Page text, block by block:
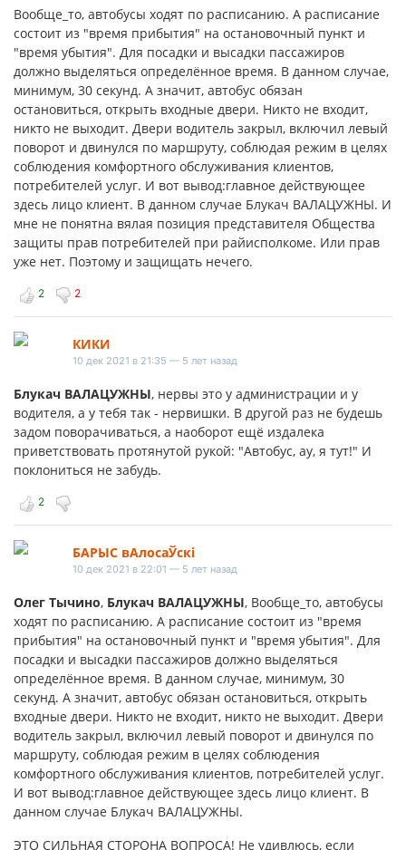
Вообще_то, автобусы ходят по расписанию. А расписание
состоит из "время прибытия" на остановочный пункт и
"время убытия". Для посадки и высадки пассажиров
должно выделяться определённое время. В данном случае,
минимум, 30 секунд. А значит, автобус обязан
остановиться, открыть входные двери. Никто не входит,
никто не выходит. Двери водитель закрыл, включил левый
поворот и двинулся по маршруту, соблюдая режим в целях
соблюдения комфортного обслуживания клиентов,
потребителей услуг. И вот вывод:главное действующее
здесь лицо клиент. В данном случае Блукач ВАЛАЦУЖНЫ. И
мне не понятна вялая позиция представителя Общества
защиты прав потребителей при райисполкоме. Или прав
уже нет. Поэтому и защищать нечего.
2 2
КИКИ
10 дек 2021 в 21:35 — 5 лет назад
Блукач ВАЛАЦУЖНЫ, нервы это у администрации и у
водителя, а у тебя так - нервишки. В другой раз не будешь
задом поворачиваться, а наоборот ещё издалека
приветствовать протянутой рукой: "Автобус, ау, я тут!" И
поклониться не забудь.
2
БАРЫС вАлосаЎскі
10 дек 2021 в 22:01 — 5 лет назад
Олег Тычино, Блукач ВАЛАЦУЖНЫ, Вообще_то, автобусы
ходят по расписанию. А расписание состоит из "время
прибытия" на остановочный пункт и "время убытия". Для
посадки и высадки пассажиров должно выделяться
определённое время. В данном случае, минимум, 30
секунд. А значит, автобус обязан остановиться, открыть
входные двери. Никто не входит, никто не выходит. Двери
водитель закрыл, включил левый поворот и двинулся по
маршруту, соблюдая режим в целях соблюдения
комфортного обслуживания клиентов, потребителей услуг.
И вот вывод:главное действующее здесь лицо клиент. В
данном случае Блукач ВАЛАЦУЖНЫ.
ЭТО СИЛЬНАЯ СТОРОНА ВОПРОСА! Не удивлюсь, если